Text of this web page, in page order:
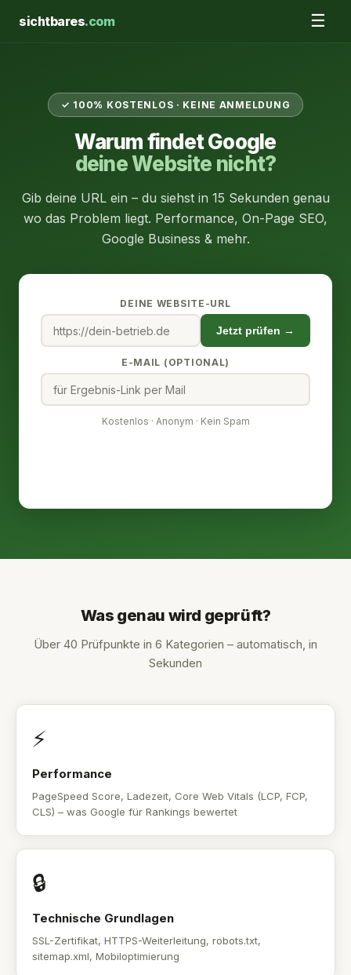
sichtbares.com ☰
✓ 100% KOSTENLOS · KEINE ANMELDUNG
Warum findet Google
deine Website nicht?
Gib deine URL ein – du siehst in 15 Sekunden genau
wo das Problem liegt. Performance, On-Page SEO,
Google Business & mehr.
DEINE WEBSITE-URL
Jetzt prüfen →
E-MAIL (OPTIONAL)
Kostenlos · Anonym · Kein Spam
Was genau wird geprüft?
Über 40 Prüfpunkte in 6 Kategorien – automatisch, in
Sekunden
⚡
Performance
PageSpeed Score, Ladezeit, Core Web Vitals (LCP, FCP,
CLS) – was Google für Rankings bewertet
🔒
Technische Grundlagen
SSL-Zertifikat, HTTPS-Weiterleitung, robots.txt,
sitemap.xml, Mobiloptimierung